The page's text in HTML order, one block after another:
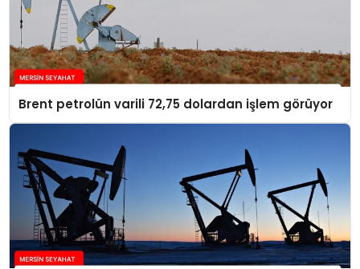
Brent petrolün varili 72,75 dolardan işlem görüyor